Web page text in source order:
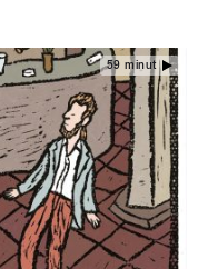
59 minut